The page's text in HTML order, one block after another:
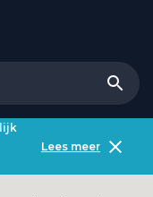
Lees meer